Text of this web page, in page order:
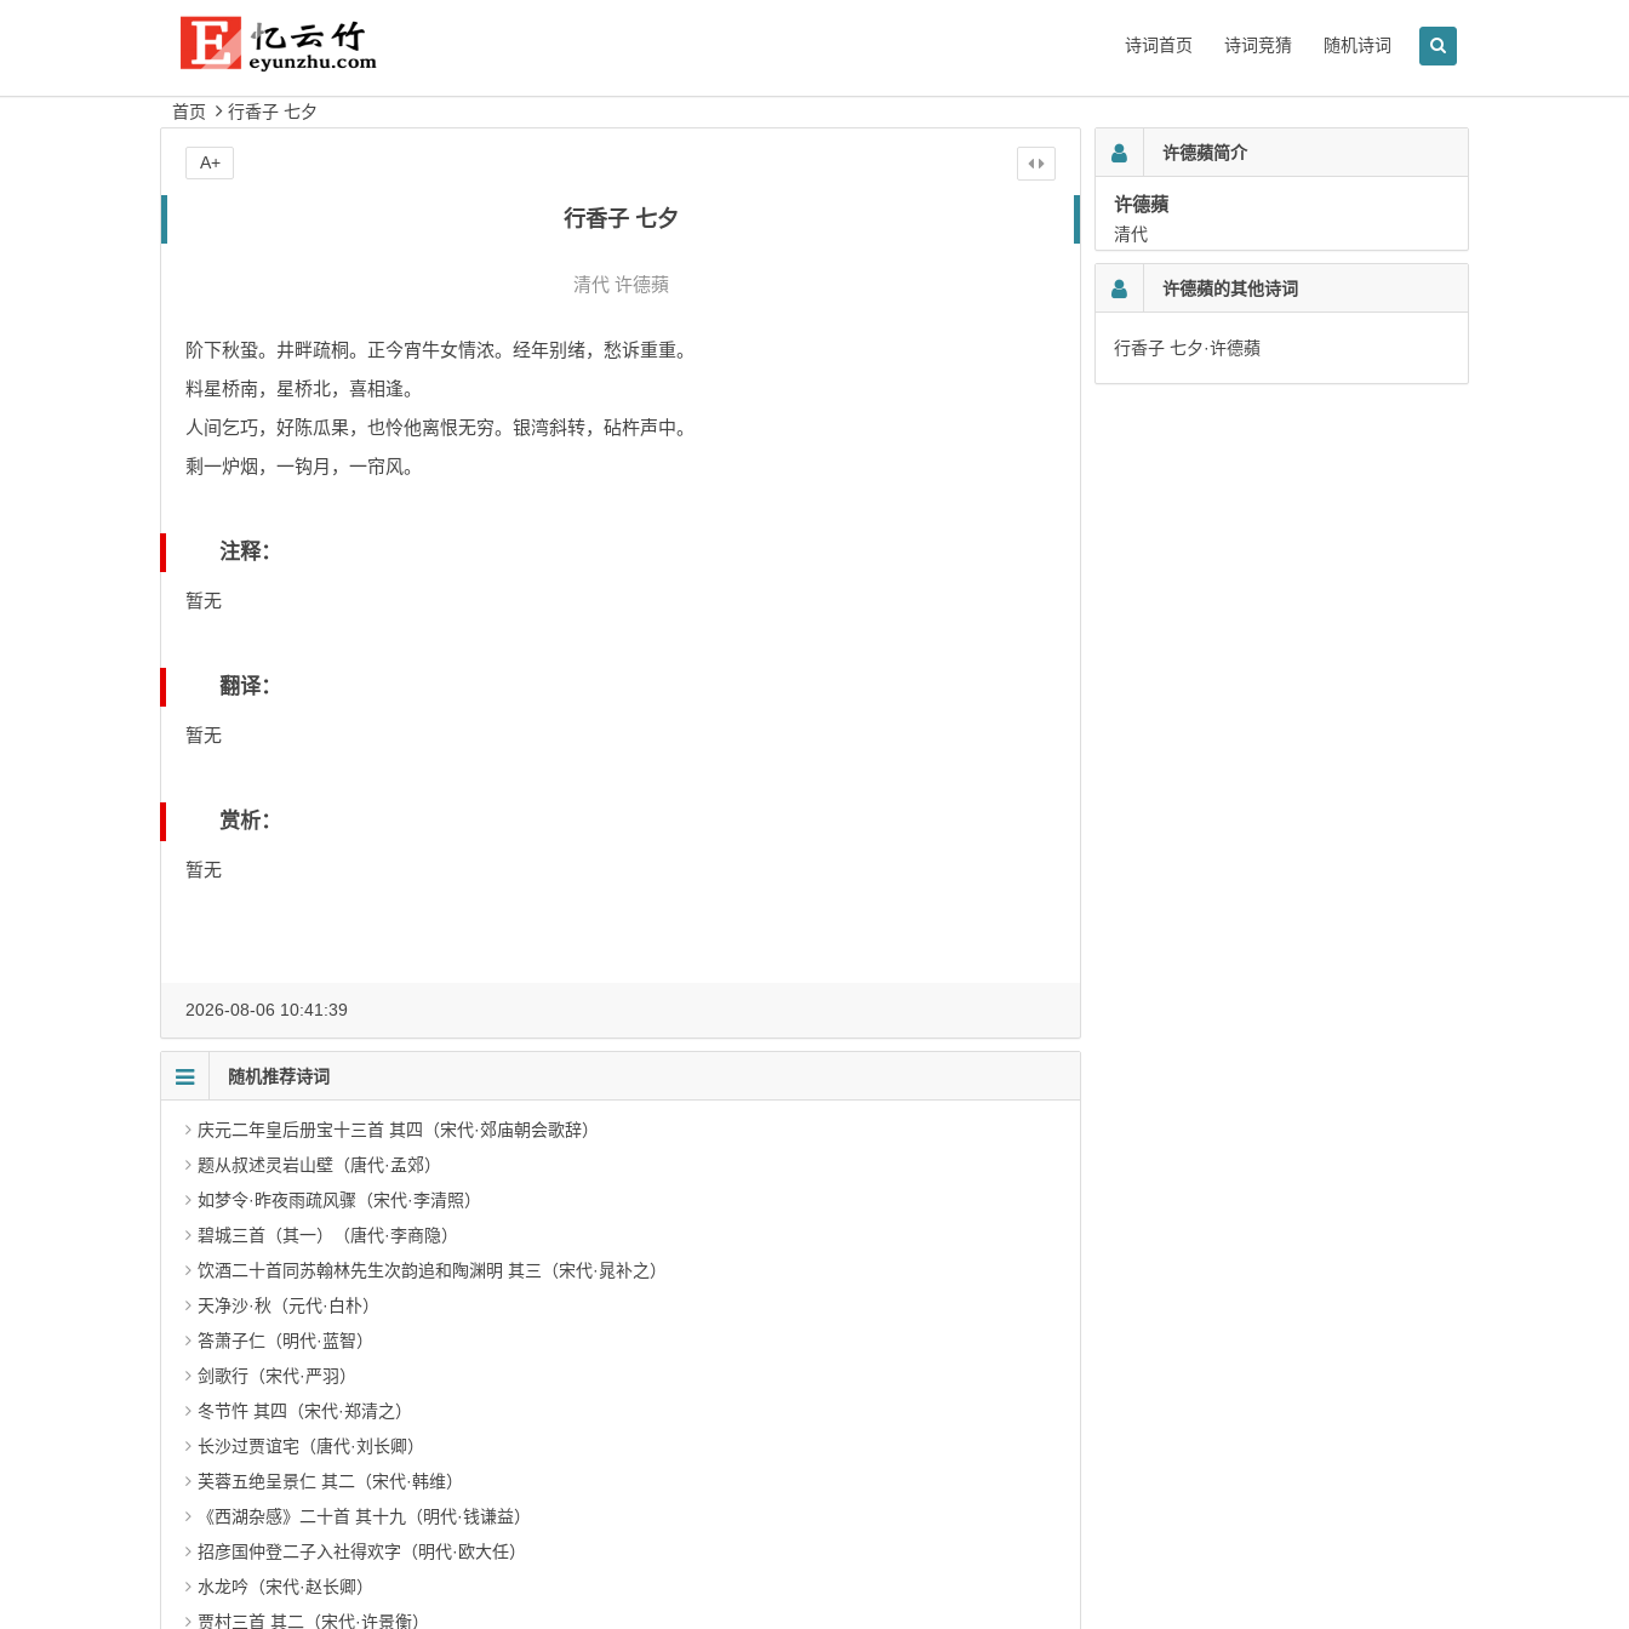
诗词首页 诗词竞猜 随机诗词
首页 行香子 七夕
行香子 七夕
清代 许德蘋
阶下秋蛩。井畔疏桐。正今宵牛女情浓。经年别绪，愁诉重重。
料星桥南，星桥北，喜相逢。
人间乞巧，好陈瓜果，也怜他离恨无穷。银湾斜转，砧杵声中。
剩一炉烟，一钩月，一帘风。
注释：
暂无
翻译：
暂无
赏析：
暂无
A+
2026-08-06 10:41:39
随机推荐诗词
庆元二年皇后册宝十三首 其四（宋代·郊庙朝会歌辞）
题从叔述灵岩山壁（唐代·孟郊）
如梦令·昨夜雨疏风骤（宋代·李清照）
碧城三首（其一）（唐代·李商隐）
饮酒二十首同苏翰林先生次韵追和陶渊明 其三（宋代·晁补之）
天净沙·秋（元代·白朴）
答萧子仁（明代·蓝智）
剑歌行（宋代·严羽）
冬节忤 其四（宋代·郑清之）
长沙过贾谊宅（唐代·刘长卿）
芙蓉五绝呈景仁 其二（宋代·韩维）
《西湖杂感》二十首 其十九（明代·钱谦益）
招彦国仲登二子入社得欢字（明代·欧大任）
水龙吟（宋代·赵长卿）
贾村三首 其二（宋代·许景衡）
许德蘋简介
许德蘋
清代
许德蘋的其他诗词
行香子 七夕·许德蘋